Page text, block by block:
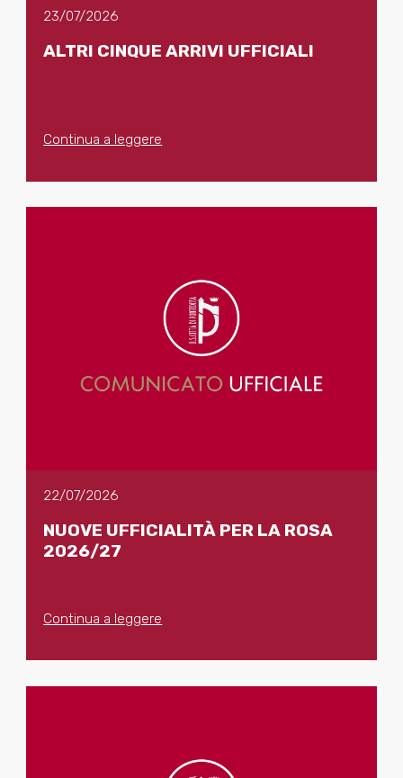
23/07/2026
ALTRI CINQUE ARRIVI UFFICIALI
Continua a leggere
22/07/2026
NUOVE UFFICIALITÀ PER LA ROSA
2026/27
Continua a leggere